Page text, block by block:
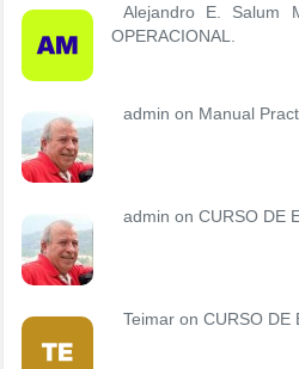
Alejandro E. Salum
OPERACIONAL.
admin on Manual
admin on CURSO DE
Teimar on CURSO DE